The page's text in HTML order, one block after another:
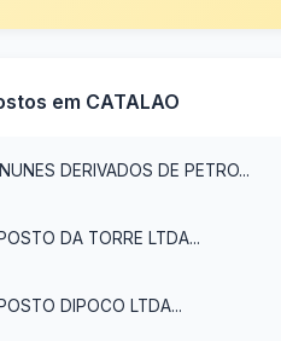
em CATALAO
DERIVADOS DE PETRO...
DA TORRE LTDA...
DIPOCO LTDA...